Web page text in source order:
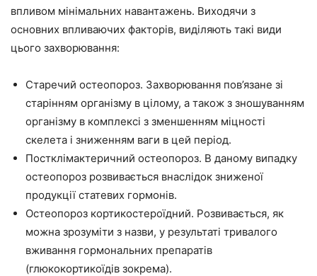
впливом мінімальних навантажень. Виходячи з
основних впливаючих факторів, виділяють такі види
цього захворювання:
Старечий остеопороз. Захворювання пов’язане зі
старінням організму в цілому, а також з зношуванням
організму в комплексі з зменшенням міцності
скелета і зниженням ваги в цей період.
Постклімактеричний остеопороз. В даному випадку
остеопороз розвивається внаслідок зниженої
продукції статевих гормонів.
Остеопороз кортикостероїдний. Розвивається, як
можна зрозуміти з назви, у результаті тривалого
вживання гормональних препаратів
(глюкокортикоїдів зокрема).